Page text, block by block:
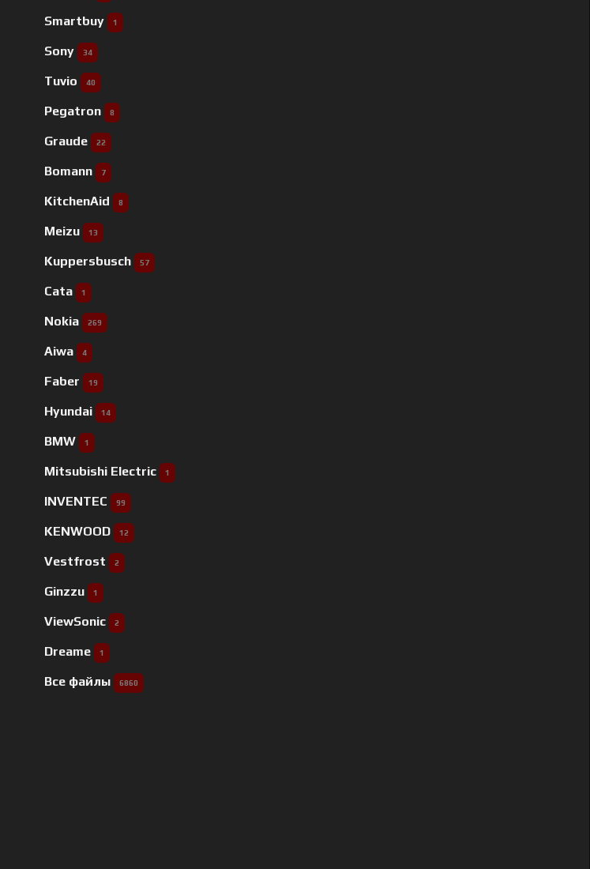
Smartbuy 1
Sony 34
Tuvio 40
Pegatron 8
Graude 22
Bomann 7
KitchenAid 8
Meizu 13
Kuppersbusch 57
Cata 1
Nokia 269
Aiwa 4
Faber 19
Hyundai 14
BMW 1
Mitsubishi Electric 1
INVENTEC 99
KENWOOD 12
Vestfrost 2
Ginzzu 1
ViewSonic 2
Dreame 1
Все файлы 6860